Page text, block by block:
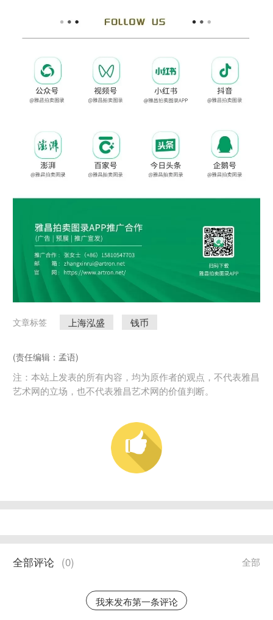
文章标签 上海泓盛 钱币
(责任编辑：孟语)
注：本站上发表的所有内容，均为原作者的观点，不代表雅昌
艺术网的立场，也不代表雅昌艺术网的价值判断。
全部
全部评论 (0)
我来发布第一条评论